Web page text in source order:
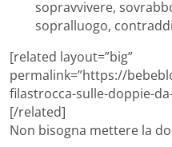
sopravvivere,
sopralluogo,
[related layout=”big”
permalink=”https://
filastrocca-sulle-doppie-
[/related]
Non bisogna mettere la